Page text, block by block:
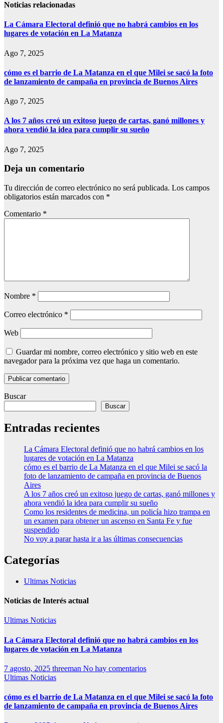
Noticias relacionadas
La Cámara Electoral definió que no habrá cambios en los
lugares de votación en La Matanza
Ago 7, 2025
cómo es el barrio de La Matanza en el que Milei se sacó la foto
de lanzamiento de campaña en provincia de Buenos Aires
Ago 7, 2025
A los 7 años creó un exitoso juego de cartas, ganó millones y
ahora vendió la idea para cumplir su sueño
Ago 7, 2025
Deja un comentario
Tu dirección de correo electrónico no será publicada. Los campos
obligatorios están marcados con *
Comentario *
Nombre *
Correo electrónico *
Web
Guardar mi nombre, correo electrónico y sitio web en este
navegador para la próxima vez que haga un comentario.
Buscar
Buscar
Entradas recientes
La Cámara Electoral definió que no habrá cambios en los
lugares de votación en La Matanza
cómo es el barrio de La Matanza en el que Milei se sacó la
foto de lanzamiento de campaña en provincia de Buenos
Aires
A los 7 años creó un exitoso juego de cartas, ganó millones y
ahora vendió la idea para cumplir su sueño
Como los residentes de medicina, un policía hizo trampa en
un examen para obtener un ascenso en Santa Fe y fue
suspendido
No voy a parar hasta ir a las últimas consecuencias
Categorías
Ultimas Noticias
Noticias de Interés actual
Ultimas Noticias
La Cámara Electoral definió que no habrá cambios en los
lugares de votación en La Matanza
7 agosto, 2025 threeman No hay comentarios
Ultimas Noticias
cómo es el barrio de La Matanza en el que Milei se sacó la foto
de lanzamiento de campaña en provincia de Buenos Aires